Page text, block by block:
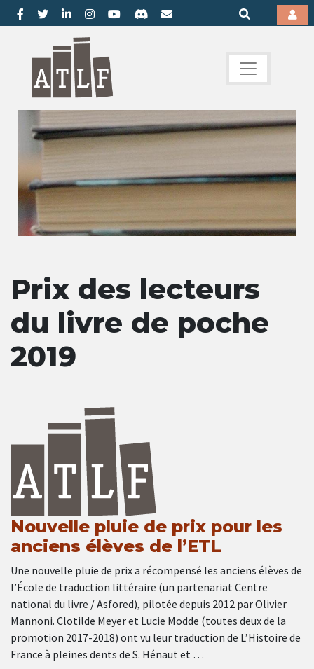
Prix des lecteurs
du livre de poche
2019
Nouvelle pluie de prix pour les
anciens élèves de l’ETL
Une nouvelle pluie de prix a récompensé les anciens élèves de
l’École de traduction littéraire (un partenariat Centre
national du livre / Asfored), pilotée depuis 2012 par Olivier
Mannoni. Clotilde Meyer et Lucie Modde (toutes deux de la
promotion 2017-2018) ont vu leur traduction de L’Histoire de
France à pleines dents de S. Hénaut et …